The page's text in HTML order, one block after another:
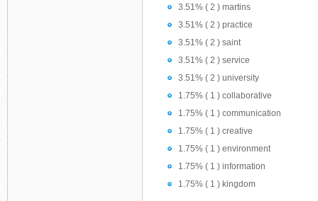
3.51% ( 2 ) martins
3.51% ( 2 ) practice
3.51% ( 2 ) saint
3.51% ( 2 ) service
3.51% ( 2 ) university
1.75% ( 1 ) collaborative
1.75% ( 1 ) communication
1.75% ( 1 ) creative
1.75% ( 1 ) environment
1.75% ( 1 ) information
1.75% ( 1 ) kingdom